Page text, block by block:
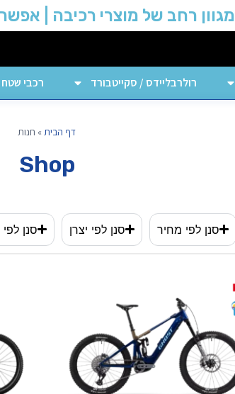
מגוון רחב של מוצרי רכיבה | אפשרות לעד
רולרבליידס / סקייטבורד רכבי שטח 4X4
דף הבית » חנות
Shop
סנן לפי מחיר סנן לפי יצרן סנן